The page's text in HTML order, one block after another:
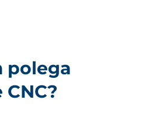
polega